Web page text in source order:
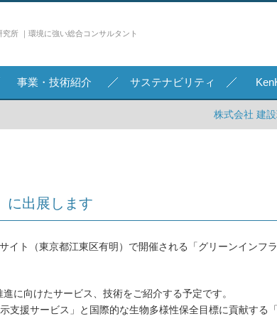
究所 ｜環境に強い総合コンサルタント
事業・技術紹介 サステナビリティ
株式会社 建
に出展します
イト（東京都江東区有明）で開催される「グリーンインフ
に向けたサービス、技術をご紹介する予定です。
支援サービス」と国際的な生物多様性保全目標に貢献する